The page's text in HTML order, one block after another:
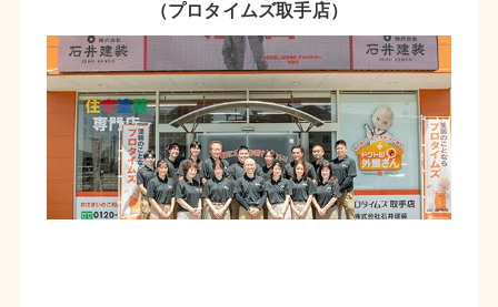
（プロタイムズ取手店）